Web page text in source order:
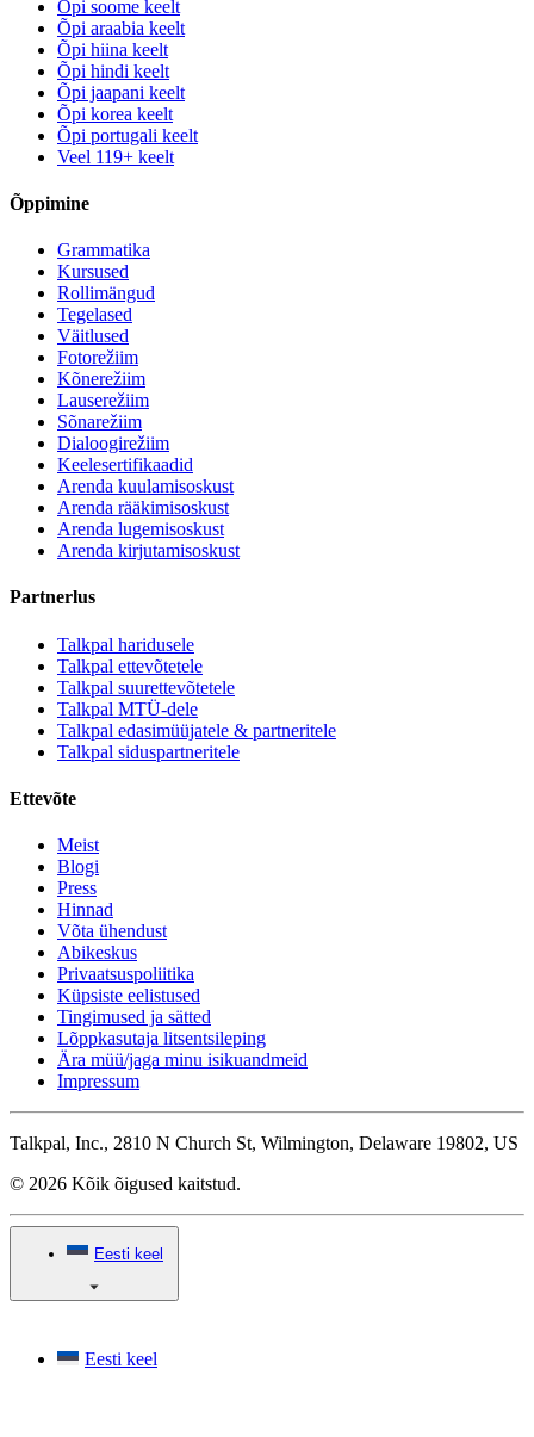
Õpi soome keelt
Õpi araabia keelt
Õpi hiina keelt
Õpi hindi keelt
Õpi jaapani keelt
Õpi korea keelt
Õpi portugali keelt
Veel 119+ keelt
Õppimine
Grammatika
Kursused
Rollimängud
Tegelased
Väitlused
Fotorežiim
Kõnerežiim
Lauserežiim
Sõnarežiim
Dialoogirežiim
Keelesertifikaadid
Arenda kuulamisoskust
Arenda rääkimisoskust
Arenda lugemisoskust
Arenda kirjutamisoskust
Partnerlus
Talkpal haridusele
Talkpal ettevõtetele
Talkpal suurettevõtetele
Talkpal MTÜ-dele
Talkpal edasimüüjatele & partneritele
Talkpal siduspartneritele
Ettevõte
Meist
Blogi
Press
Hinnad
Võta ühendust
Abikeskus
Privaatsuspoliitika
Küpsiste eelistused
Tingimused ja sätted
Lõppkasutaja litsentsileping
Ära müü/jaga minu isikuandmeid
Impressum
Talkpal, Inc., 2810 N Church St, Wilmington, Delaware 19802, US
© 2026 Kõik õigused kaitstud.
Eesti keel
Eesti keel